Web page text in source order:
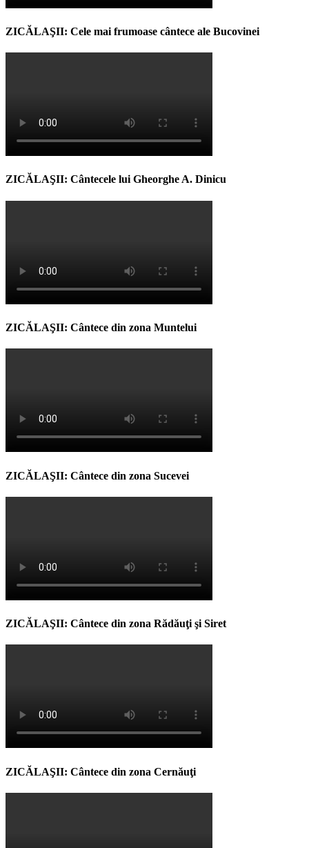
ZICĂLAŞII: Cele mai frumoase cântece ale Bucovinei
ZICĂLAŞII: Cântecele lui Gheorghe A. Dinicu
ZICĂLAŞII: Cântece din zona Muntelui
ZICĂLAŞII: Cântece din zona Sucevei
ZICĂLAŞII: Cântece din zona Rădăuţi şi Siret
ZICĂLAŞII: Cântece din zona Cernăuţi